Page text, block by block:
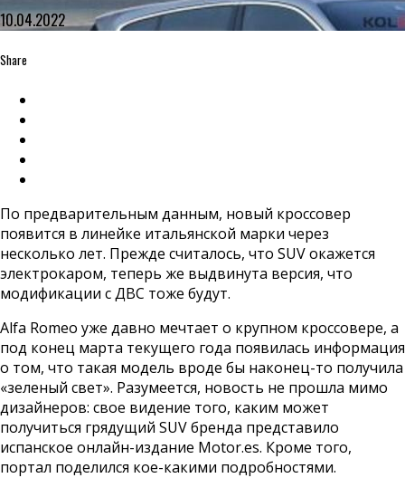
10.04.2022
Share
По предварительным данным, новый кроссовер
появится в линейке итальянской марки через
несколько лет. Прежде считалось, что SUV окажется
электрокаром, теперь же выдвинута версия, что
модификации с ДВС тоже будут.
Alfa Romeo уже давно мечтает о крупном кроссовере, а
под конец марта текущего года появилась информация
о том, что такая модель вроде бы наконец-то получила
«зеленый свет». Разумеется, новость не прошла мимо
дизайнеров: свое видение того, каким может
получиться грядущий SUV бренда представило
испанское онлайн-издание Motor.es. Кроме того,
портал поделился кое-какими подробностями.